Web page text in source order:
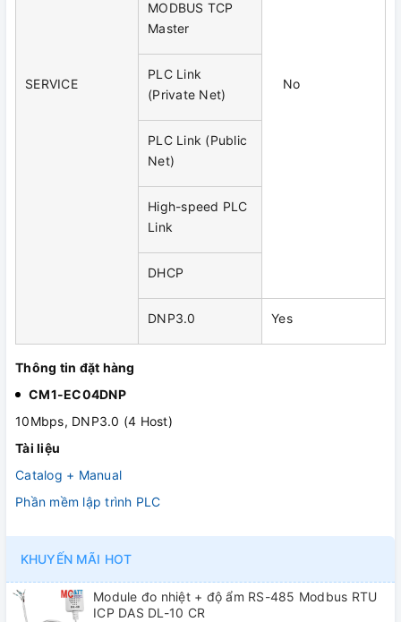
SERVICE No
MODBUS TCP
Master
PLC Link
(Private Net)
PLC Link (Public
Net)
High-speed PLC
Link
DHCP
DNP3.0 Yes
Thông tin đặt hàng
CM1-EC04DNP
10Mbps, DNP3.0 (4 Host)
Tài liệu
Catalog + Manual
Phần mềm lập trình PLC
KHUYẾN MÃI HOT
Module đo nhiệt + độ ẩm RS-485 Modbus RTU
ICP DAS DL-10 CR